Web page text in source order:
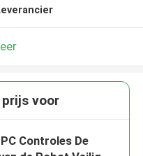
voor
Controles De